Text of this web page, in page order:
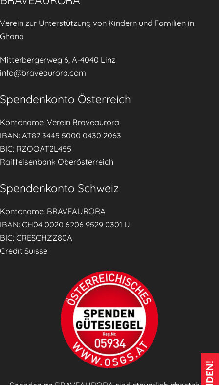
Verein zur Unterstützung von Kindern und Familien in
Ghana
Mitterbergerweg 6, A-4040 Linz
info@braveaurora.com
Spendenkonto Österreich
Kontoname: Verein Braveaurora
IBAN: AT87 3445 5000 0430 2063
BIC: RZOOAT2L455
Raiffeisenbank Oberösterreich
Spendenkonto Schweiz
Kontoname: BRAVEAURORA
IBAN: CH04 0020 6206 9529 0301 U
BIC: CRESCHZZ80A
Credit Suisse